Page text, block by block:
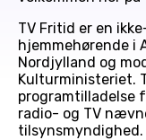
TV Fritid er en
hjemmehørende i
Nordjylland og
Kulturministeriet.
programtilladelse
radio- og TV
tilsynsmyndighed.